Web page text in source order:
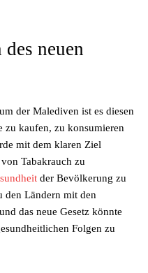
neuen
der Malediven ist es diesen
zu kaufen, zu konsumieren
mit dem klaren Ziel
Tabakrauch zu
der Bevölkerung zu
den Ländern mit den
das neue Gesetz könnte
Folgen zu